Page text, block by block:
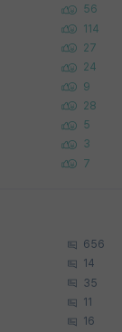
56
114
27
24
9
28
5
3
7
656
14
35
11
16